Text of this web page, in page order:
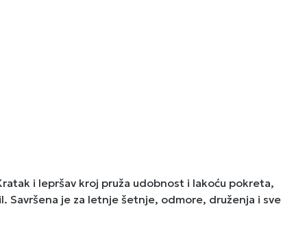
i lepršav kroj pruža udobnost i lakoću pokreta,
je za letnje šetnje, odmore, druženja i sve